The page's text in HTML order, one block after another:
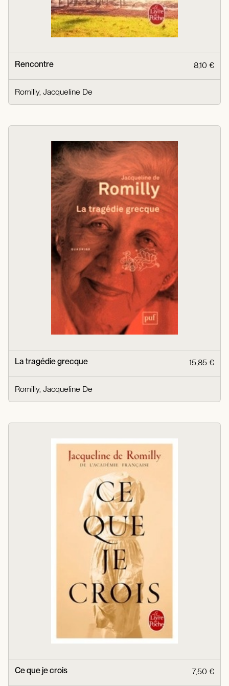
Rencontre 8,10 €
Romilly, Jacqueline De
La tragédie grecque 15,85 €
Romilly, Jacqueline De
Ce que je crois 7,50 €